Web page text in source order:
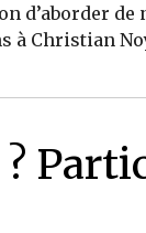
d’aborder de
à Christian